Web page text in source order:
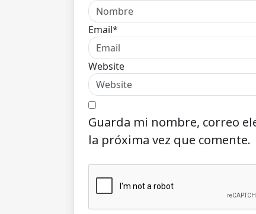
Email*
Website
Guarda mi nombre, correo
la próxima vez que comente.